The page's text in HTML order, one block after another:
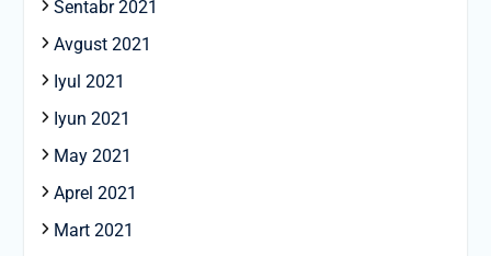
Sentabr 2021
Avgust 2021
Iyul 2021
Iyun 2021
May 2021
Aprel 2021
Mart 2021